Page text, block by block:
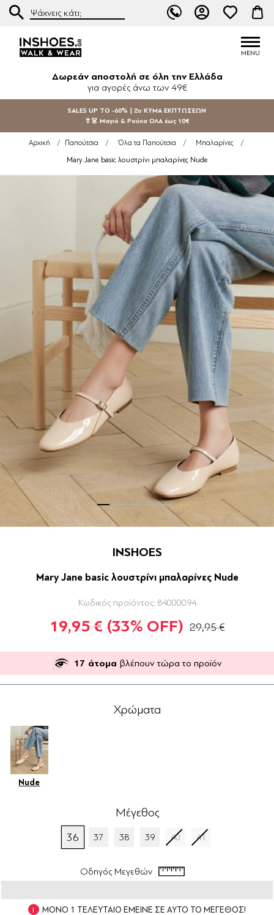
Δωρεάν αποστολή σε όλη την Ελλάδα
για αγορές άνω των 49€
SALES UP TO -60% | 2ο ΚΥΜΑ ΕΚΠΤΩΣΕΩΝ
👙👗 Μαγιό & Ρούχα ΟΛΑ έως 10€
Αρχική / Παπούτσια / Όλα τα Παπούτσια / Μπαλαρίνες /
Mary Jane basic λουστρίνι μπαλαρίνες Nude
INSHOES
Mary Jane basic λουστρίνι μπαλαρίνες Nude
Κωδικός προϊόντος: 84000094
19,95 € (33% OFF) 29,95 €
17 άτομα βλέπουν τώρα το προϊόν
Χρώματα
Nude
Μέγεθος
36 37 38 39 40 41
Οδηγός Μεγεθών
ΜΟΝΟ 1 ΤΕΛΕΥΤΑΙΟ ΕΜΕΙΝΕ ΣΕ ΑΥΤΟ ΤΟ ΜΕΓΕΘΟΣ!